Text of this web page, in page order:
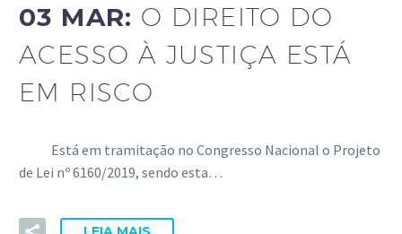
03 MAR: O DIREITO DO
ACESSO À JUSTIÇA ESTÁ
EM RISCO
Está em tramitação no Congresso Nacional o Projeto
de Lei nº 6160/2019, sendo esta…